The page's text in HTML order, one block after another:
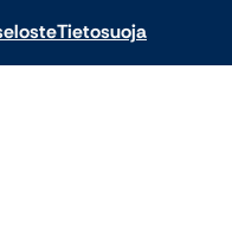
Tietosuoja